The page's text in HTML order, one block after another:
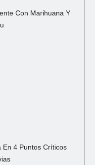
Con Marihuana Y
En 4 Puntos Críticos